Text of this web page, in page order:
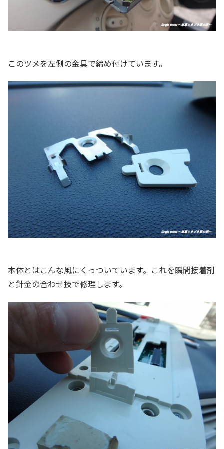
このツメを左側の金具で締め付けています。
本体とはこんな風にくっついています。これを瞬間接着剤
と針金の合わせ技で修理します。